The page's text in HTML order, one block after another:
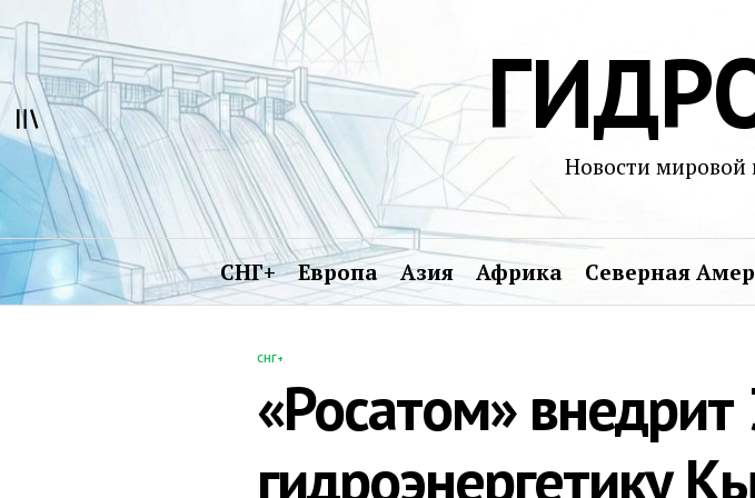
Перейти
к
содержимому
Новости мировой
СНГ+ Европа Азия Африка Северная
ОПУБЛИКОВАНО
СНГ+
«Росатом» внедрит
гидроэнергетику